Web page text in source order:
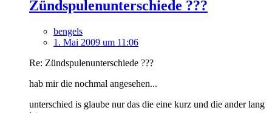
Zündspulenunterschiede ???
bengels
1. Mai 2009 um 11:06
Re: Zündspulenunterschiede ???
hab mir die nochmal angesehen...
unterschied is glaube nur das die eine kurz und die ander lang